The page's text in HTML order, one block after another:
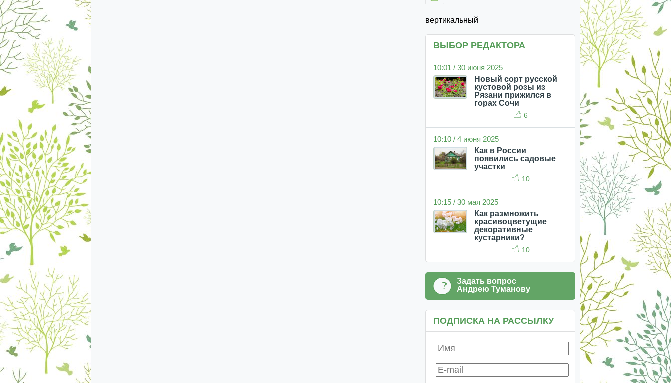
вертикальный
ВЫБОР РЕДАКТОРА
10:01 / 30 июня 2025
Новый сорт русской
кустовой розы из
Рязани прижился в
горах Сочи
6
10:10 / 4 июня 2025
Как в России
появились садовые
участки
10
10:15 / 30 мая 2025
Как размножить
красивоцветущие
декоративные
кустарники?
10
Задать вопрос
Андрею Туманову
ПОДПИСКА НА РАССЫЛКУ